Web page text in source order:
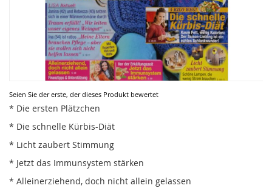
Seien Sie der erste, der dieses Produkt bewertet
* Die ersten Plätzchen
* Die schnelle Kürbis-Diät
* Licht zaubert Stimmung
* Jetzt das Immunsystem stärken
* Alleinerziehend, doch nicht allein gelassen
Zum
Anfang
Bildergalerie
springen